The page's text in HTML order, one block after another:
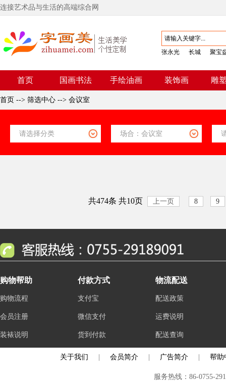
连接艺术品与生活的高端综合网
张永光 长城 聚宝
首页 国画书法 手绘油画 装饰画 雕
首页 --> 筛选中心 --> 会议室
共474条 共10页 上一页 8 9
购物帮助
购物流程
会员注册
装裱说明
付款方式
支付宝
微信支付
货到付款
物流配送
配送政策
运费说明
配送查询
关于我们 会员简介 广告简介 帮助
服务热线：86-0755-